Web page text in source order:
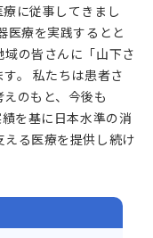
に従事してきまし
医療を実践するとと
の皆さんに「山下さ
。 私たちは患者さ
のもと、今後も
を基に日本水準の消
る医療を提供し続け